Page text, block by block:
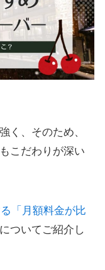
く、そのため、
こだわりが深い
「月額料金が比
についてご紹介し